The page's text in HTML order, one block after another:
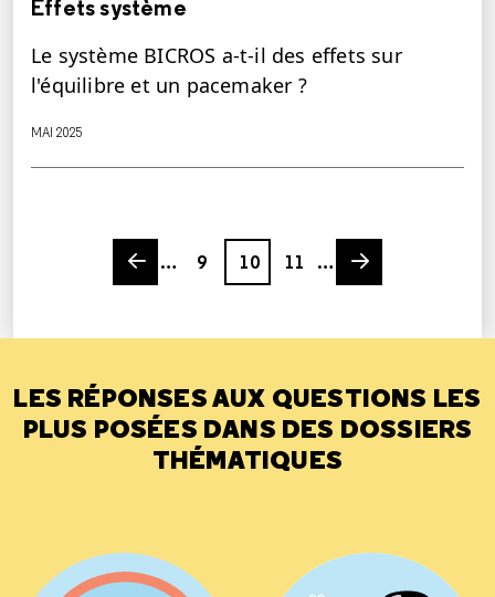
Effets système
Le système BICROS a-t-il des effets sur
l'équilibre et un pacemaker ?
MAI 2025
Previous page
…
9
Page
10
11
…
Next page
LES RÉPONSES AUX QUESTIONS LES
PLUS POSÉES DANS DES DOSSIERS
THÉMATIQUES